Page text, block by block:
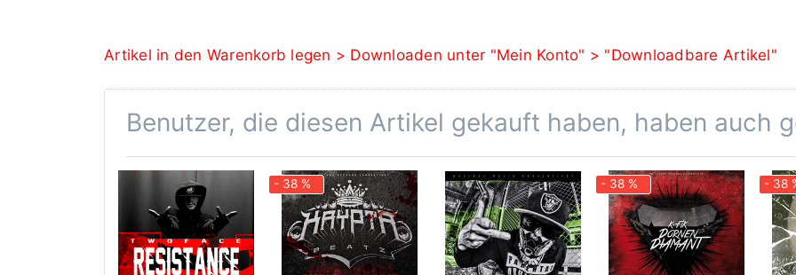
Artikel in den Warenkorb legen > Downloaden unter "Mein Konto" > "Downloadbare Artikel"
Benutzer, die diesen Artikel gekauft haben, haben auch
- 38 % - 38 % - 38